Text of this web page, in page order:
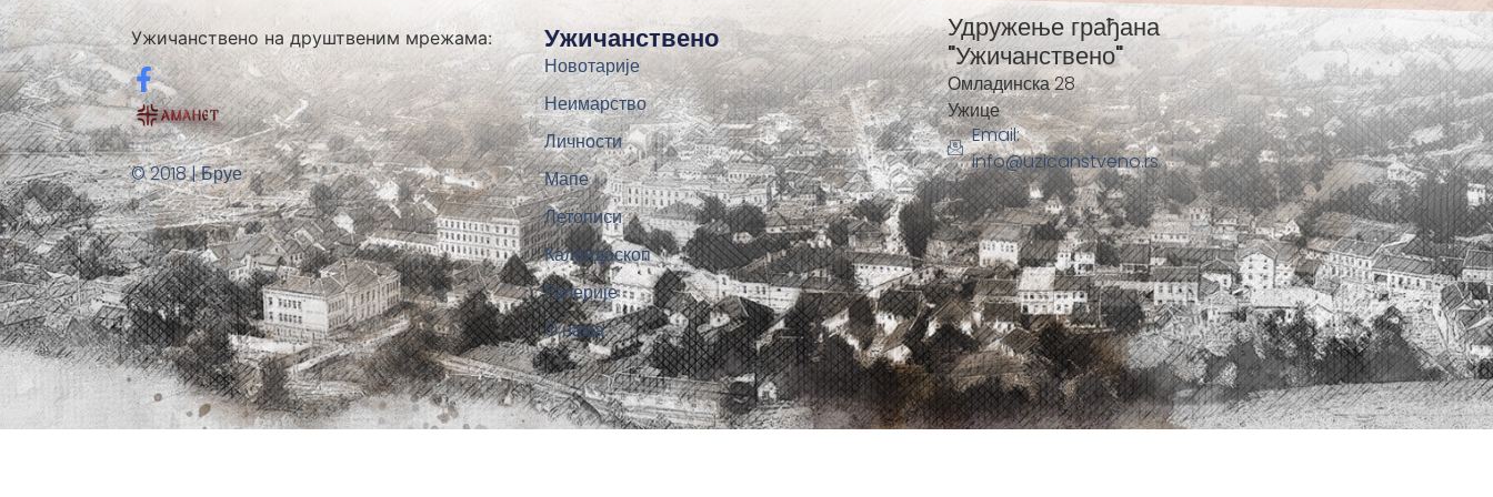
Ужичанствено на друштвеним мрежама:
© 2018 | Бруе
Ужичанствено
Новотарије
Неимарство
Личности
Мапе
Летописи
Калеидоскоп
Галерије
О нама
Удружење грађана
"Ужичанствено"
Омладинска 28
Ужице
Email:
info@uzicanstveno.rs